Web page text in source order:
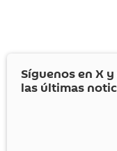
Síguenos en X y
las últimas